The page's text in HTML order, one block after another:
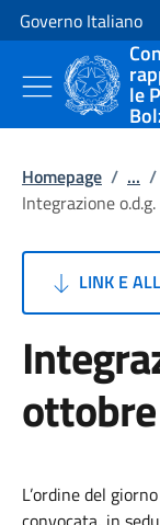
Vai al contenuto
Vai alla navigazione
Governo Italiano
le
Homepage / ... /
Integrazione
LINK E
L’ordine del